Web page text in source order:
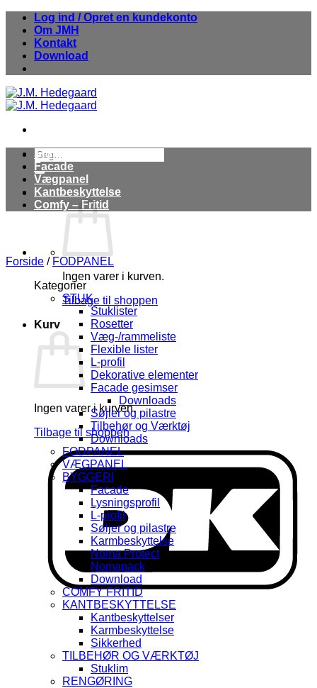
Fortsæt
indhold
Log ind / Opret en kundekonto
Om JMH
Kontakt
Download
Søg
efter:
Ingen varer i kurven.
Tilbage til shoppen
Kurv
Ingen varer i kurven.
Tilbage til shoppen
Stuk
Facade
Vægpanel
Kantbeskyttelse
Comfy – Fritid
Forside / FODPANEL
Kategorier
STUK
Stuklister
Rosetter
Væg-/rammeliste
Flexible lister
L-profil
Dekorative elementer
Facade gesimser
Downloads
Søjler og pilastre
Tilbehør og Værktøj
Downloads
FODPANEL
VÆGPANEL
BYGGERI
Facade
Lysningsprofil
L-profil
Søljer og pilastre
Karmbeskyttelse
Noma Protect
Nomapack
Download
COMFY FRITID
KANTBESKYTTELSE
Kantbeskyttelser
Karmbeskyttelse
Sikkerhed
TILBEHØR OG VÆRKTØJ
Stuklim
RENGØRING